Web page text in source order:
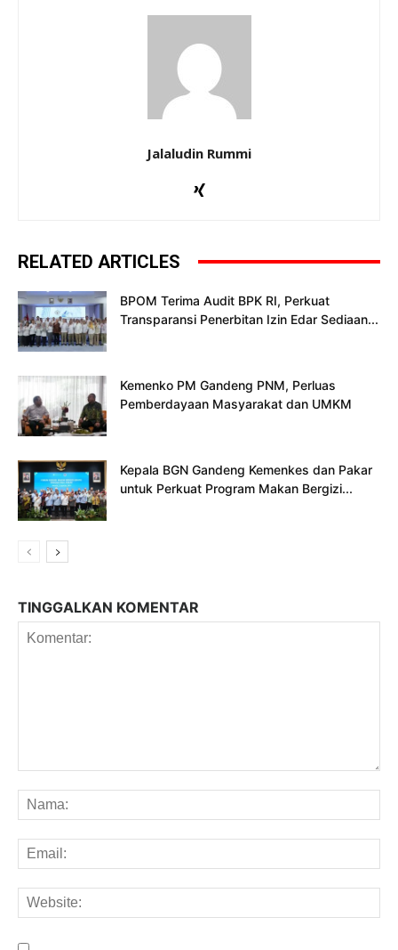
Jalaludin Rummi
RELATED ARTICLES
BPOM Terima Audit BPK RI, Perkuat
Transparansi Penerbitan Izin Edar Sediaan...
Kemenko PM Gandeng PNM, Perluas
Pemberdayaan Masyarakat dan UMKM
Kepala BGN Gandeng Kemenkes dan Pakar
untuk Perkuat Program Makan Bergizi...
TINGGALKAN KOMENTAR